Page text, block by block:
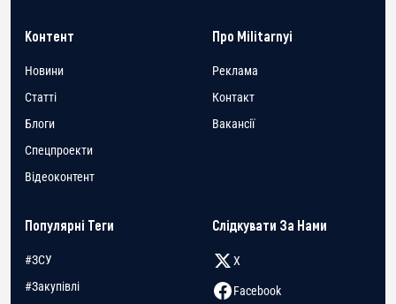
Контент
Новини
Статті
Блоги
Спецпроекти
Відеоконтент
Про Militarnyi
Реклама
Контакт
Вакансії
Популярні Теги
#ЗСУ
#Закупівлі
Слідкувати За Нами
X
Facebook